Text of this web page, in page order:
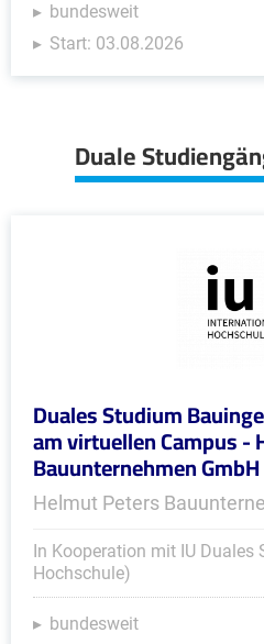
bundesweit
Start: 03.08.2026
Duale
Duales Studium
am virtuellen Campus -
Bauunternehmen GmbH
Helmut Peters
In Kooperation mit IU
Hochschule)
bundesweit